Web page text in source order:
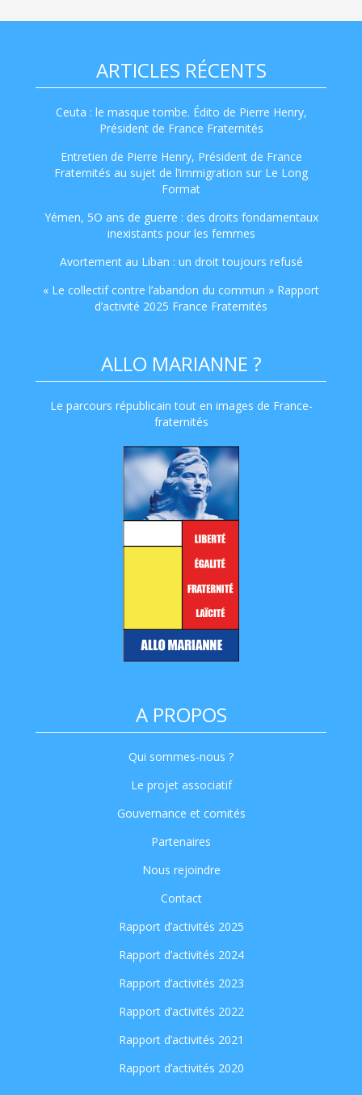
ARTICLES RÉCENTS
Ceuta : le masque tombe. Édito de Pierre Henry,
Président de France Fraternités
Entretien de Pierre Henry, Président de France
Fraternités au sujet de l’immigration sur Le Long
Format
Yémen, 5O ans de guerre : des droits fondamentaux
inexistants pour les femmes
Avortement au Liban : un droit toujours refusé
« Le collectif contre l’abandon du commun » Rapport
d’activité 2025 France Fraternités
ALLO MARIANNE ?
Le parcours républicain tout en images de France-
fraternités
A PROPOS
Qui sommes-nous ?
Le projet associatif
Gouvernance et comités
Partenaires
Nous rejoindre
Contact
Rapport d’activités 2025
Rapport d’activités 2024
Rapport d’activités 2023
Rapport d’activités 2022
Rapport d’activités 2021
Rapport d’activités 2020